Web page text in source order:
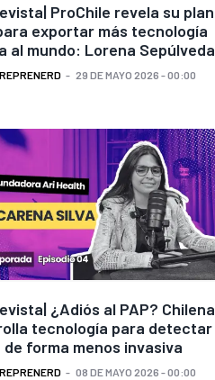
ProChile revela su plan
exportar más tecnología
al mundo: Lorena Sepúlveda
29 DE MAYO 2026 - 00:00
¿Adiós al PAP? Chilena
tecnología para detectar
de forma menos invasiva
08 DE MAYO 2026 - 00:00